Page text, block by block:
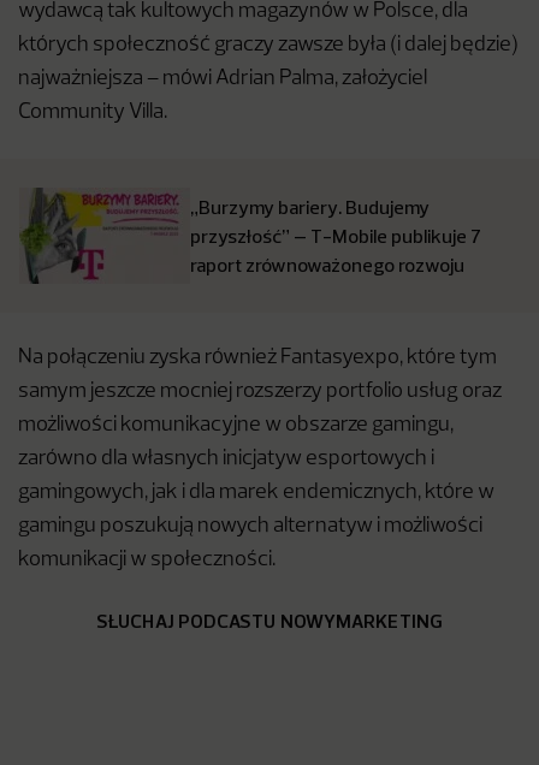
wydawcą tak kultowych magazynów w Polsce, dla
których społeczność graczy zawsze była (i dalej będzie)
najważniejsza – mówi Adrian Palma, założyciel
Community Villa.
„Burzymy bariery. Budujemy
przyszłość” – T-Mobile publikuje 7
raport zrównoważonego rozwoju
Na połączeniu zyska również Fantasyexpo, które tym
samym jeszcze mocniej rozszerzy portfolio usług oraz
możliwości komunikacyjne w obszarze gamingu,
zarówno dla własnych inicjatyw esportowych i
gamingowych, jak i dla marek endemicznych, które w
gamingu poszukują nowych alternatyw i możliwości
komunikacji w społeczności.
SŁUCHAJ PODCASTU NOWYMARKETING